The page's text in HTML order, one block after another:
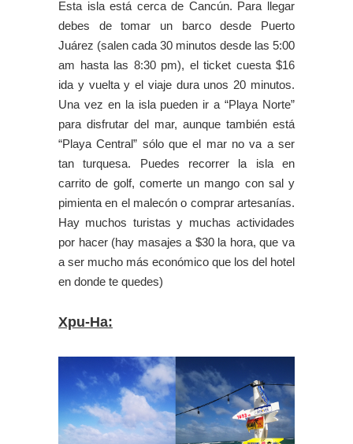
Esta isla está cerca de Cancún. Para llegar
debes de tomar un barco desde Puerto
Juárez (salen cada 30 minutos desde las 5:00
am hasta las 8:30 pm), el ticket cuesta $16
ida y vuelta y el viaje dura unos 20 minutos.
Una vez en la isla pueden ir a “Playa Norte”
para disfrutar del mar, aunque también está
“Playa Central” sólo que el mar no va a ser
tan turquesa. Puedes recorrer la isla en
carrito de golf, comerte un mango con sal y
pimienta en el malecón o comprar artesanías.
Hay muchos turistas y muchas actividades
por hacer (hay masajes a $30 la hora, que va
a ser mucho más económico que los del hotel
en donde te quedes)
Xpu-Ha: